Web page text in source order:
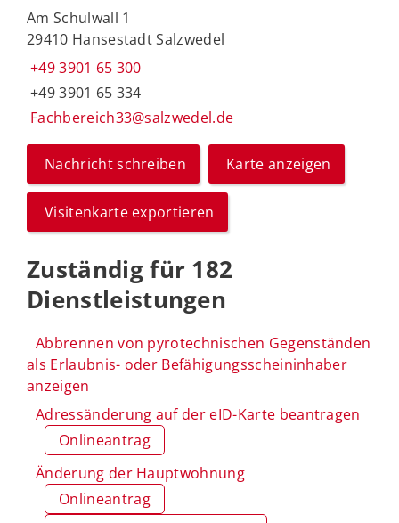
Am Schulwall 1
29410 Hansestadt Salzwedel
+49 3901 65 300
+49 3901 65 334
Fachbereich33@salzwedel.de
Nachricht schreiben Karte anzeigen
Visitenkarte exportieren
Zuständig für 182
Dienstleistungen
Abbrennen von pyrotechnischen Gegenständen
als Erlaubnis- oder Befähigungsscheininhaber
anzeigen
Adressänderung auf der eID-Karte beantragen
Onlineantrag
Änderung der Hauptwohnung
Onlineantrag